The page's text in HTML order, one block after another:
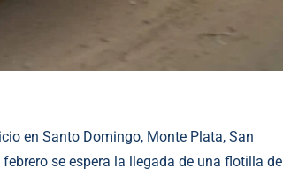
en Santo Domingo, Monte Plata, San
se espera la llegada de una flotilla de